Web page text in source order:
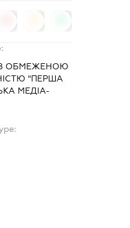
ОБМЕЖЕНОЮ
"ПЕРША
МЕДІА-